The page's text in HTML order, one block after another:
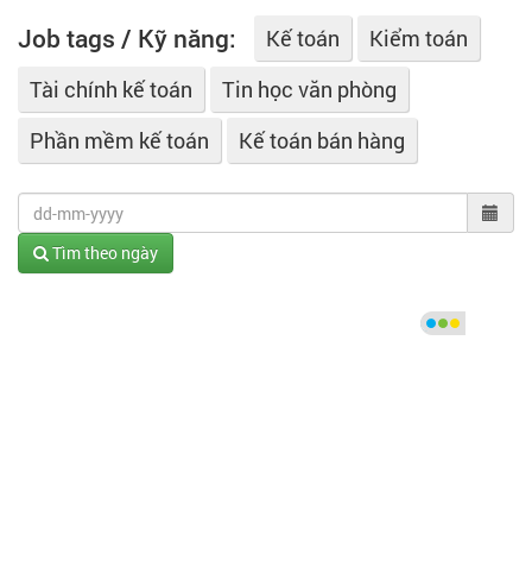
Job tags / Kỹ năng: Kế toán
Kiểm toán
Tài chính kế toán
Tin học văn phòng
Phần mềm kế toán
Kế toán bán hàng
Tìm theo ngày